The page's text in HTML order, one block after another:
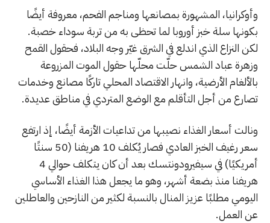
وأوكرانيا، المشهورة بمصانعها ومناجم الفحم، معروفة أيضًا
بكونها سلة خبز أوروبا لما تحظى به من تربة سوداء خصبة.
لكن النزاع الذي اندلع في الشرق غيّر وجه البلاد، فحقول القمح
وزهرة عباد الشمس حلّت محلّها حقول الموت المزروعة
بالألغام الأرضية، وانهار الاقتصاد المحلي تاركًا مصانع وخدمات
تصارع من أجل التأقلم مع الوضع المتردي في مناطق عديدة.
ونالت أسعار الغذاء نصيبها من تداعيات الأزمة أيضًا، إذ ارتفع
سعر رغيف الخبز العادي فصار يُكلف 10 هريفنا (50 سنتًا
أمريكيًا) في سيفيرودونتسك بعد أن كان يتكلف حوالي 4
هريفنا منذ بضعة أشهر، وهو ما يجعل هذا الغذاء الأساسي
اليومي مطلبًا عزيز المنال بالنسبة لكثير من النازحين والعاطلين
عن العمل.